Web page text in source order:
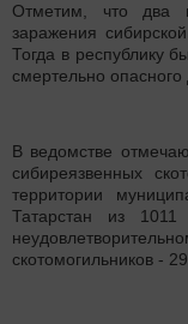
Отметим, что два
заражения
Тогда в республику
смертельно
В ведомстве
сибиреязвенных
территории
Татарстан из
скотомогильников -